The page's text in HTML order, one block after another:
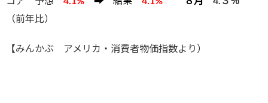
（前年比）
【みんかぶ アメリカ・消費者物価指数より）